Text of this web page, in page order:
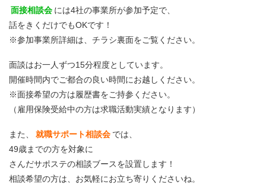
面接相談会 には4社の事業所が参加予定で、
話をきくだけでもOKです！
※参加事業所詳細は、チラシ裏面をご覧ください。
面談はお一人ずつ15分程度としています。
開催時間内でご都合の良い時間にお越しください。
※面接希望の方は履歴書をご持参ください。
（雇用保険受給中の方は求職活動実績となります）
また、 就職サポート相談会 では、
49歳までの方を対象に
さんだサポステの相談ブースを設置します！
相談希望の方は、お気軽にお立ち寄りくださいね。